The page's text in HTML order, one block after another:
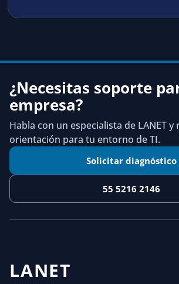
¿Necesitas soporte
empresa?
Habla con un especialista de LANET y
orientación para tu entorno de TI.
Solicitar diagnóstico
55 5216 2146
LANET